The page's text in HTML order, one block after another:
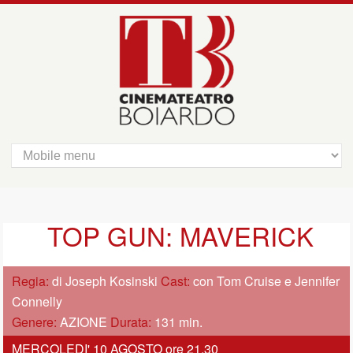
TOP GUN: MAVERICK
Regia:di Joseph Kosinski Cast:con Tom Cruise e Jennifer
Connelly
Genere:AZIONE Durata: 131 min.
MERCOLEDI' 10 AGOSTO ore 21,30